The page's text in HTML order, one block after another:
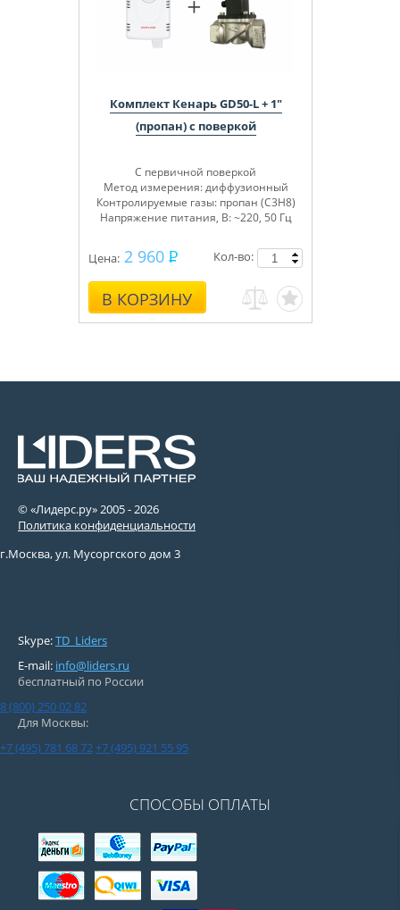
Комплект Кенарь GD50-L + 1"
(пропан) с поверкой
С первичной поверкой
Метод измерения: диффузионный
Контролируемые газы: пропан (C3H8)
Напряжение питания, В: ~220, 50 Гц
Цена: 2 960
В КОРЗИНУ
Кол-во:
© «Лидерс.ру» 2005 -2026
Политика конфиденциальности
г.Москва, ул. Мусоргского дом 3
Skype:TD_Liders
E-mail: info@liders.ru
бесплатный по России
8 (800) 250 02 82
Для Москвы:
+7 (495) 781 68 72+7 (495) 921 55 95
СПОСОБЫ ОПЛАТЫ